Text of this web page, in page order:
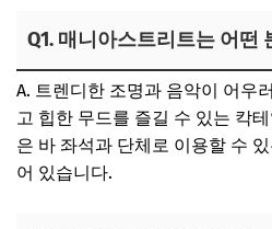
Q1. 매니아스트리트는 어떤
A. 트렌디한 조명과 음악이 어우
고 힙한 무드를 즐길 수 있는 칵
은 바 좌석과 단체로 이용할 수
어 있습니다.